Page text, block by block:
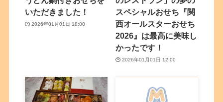
いただきました！
2026年01月01日 18:00
スペシャルおせち『関
西オールスターおせち
2026』は最高に美味し
かったです！
2026年01月01日 12:00